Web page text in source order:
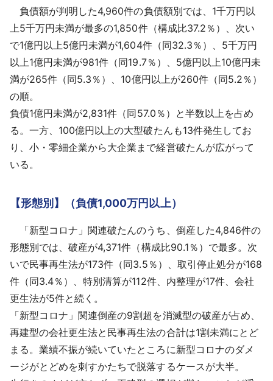
負債額が判明した4,960件の負債額別では、1千万円以
上5千万円未満が最多の1,850件（構成比37.2％）、次い
で1億円以上5億円未満が1,604件（同32.3％）、5千万円
以上1億円未満が981件（同19.7％）、5億円以上10億円未
満が265件（同5.3％）、10億円以上が260件（同5.2％）
の順。
負債1億円未満が2,831件（同57.0％）と半数以上を占め
る。一方、100億円以上の大型破たんも13件発生してお
り、小・零細企業から大企業まで経営破たんが広がって
いる。
【形態別】（負債1,000万円以上）
「新型コロナ」関連破たんのうち、倒産した4,846件の
形態別では、破産が4,371件（構成比90.1％）で最多。次
いで民事再生法が173件（同3.5％）、取引停止処分が168
件（同3.4％）、特別清算が112件、内整理が17件、会社
更生法が5件と続く。
「新型コロナ」関連倒産の9割超を消滅型の破産が占め、
再建型の会社更生法と民事再生法の合計は1割未満にとど
まる。業績不振が続いていたところに新型コロナのダメ
ージがとどめを刺すかたちで脱落するケースが大半。